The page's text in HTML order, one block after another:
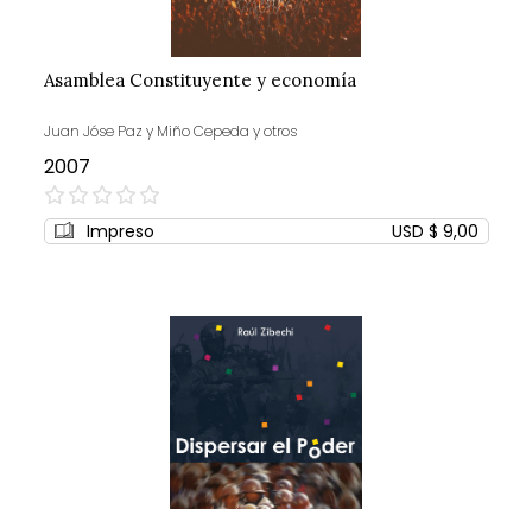
Asamblea Constituyente y economía
Juan Jóse Paz y Miño Cepeda y otros
2007
0%
Impreso USD $ 9,00